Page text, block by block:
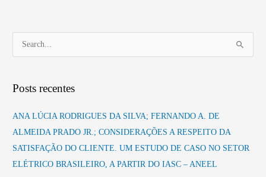
u
i
s
a
Posts recentes
ANA LÚCIA RODRIGUES DA SILVA; FERNANDO A. DE
ALMEIDA PRADO JR.; CONSIDERAÇÕES A RESPEITO DA
SATISFAÇÃO DO CLIENTE. UM ESTUDO DE CASO NO SETOR
ELÉTRICO BRASILEIRO, A PARTIR DO IASC – ANEEL